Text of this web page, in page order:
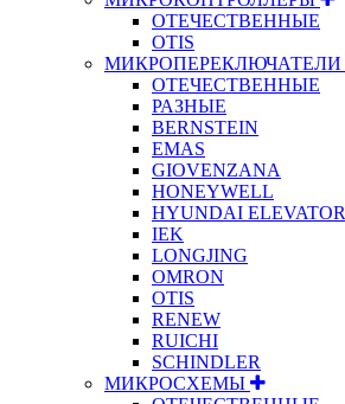
ОТЕЧЕСТВЕННЫЕ
OTIS
МИКРОПЕРЕКЛЮЧАТЕЛИ
ОТЕЧЕСТВЕННЫЕ
РАЗНЫЕ
BERNSTEIN
EMAS
GIOVENZANA
HONEYWELL
HYUNDAI ELEVATOR
IEK
LONGJING
OMRON
OTIS
RENEW
RUICHI
SCHINDLER
МИКРОСХЕМЫ